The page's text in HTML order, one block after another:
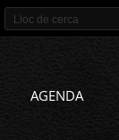
AGENDA